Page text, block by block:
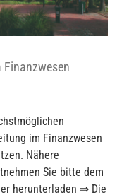
Finanzwesen
im Finanzwesen
Nähere
Sie bitte dem
herunterladen ⇒ Die